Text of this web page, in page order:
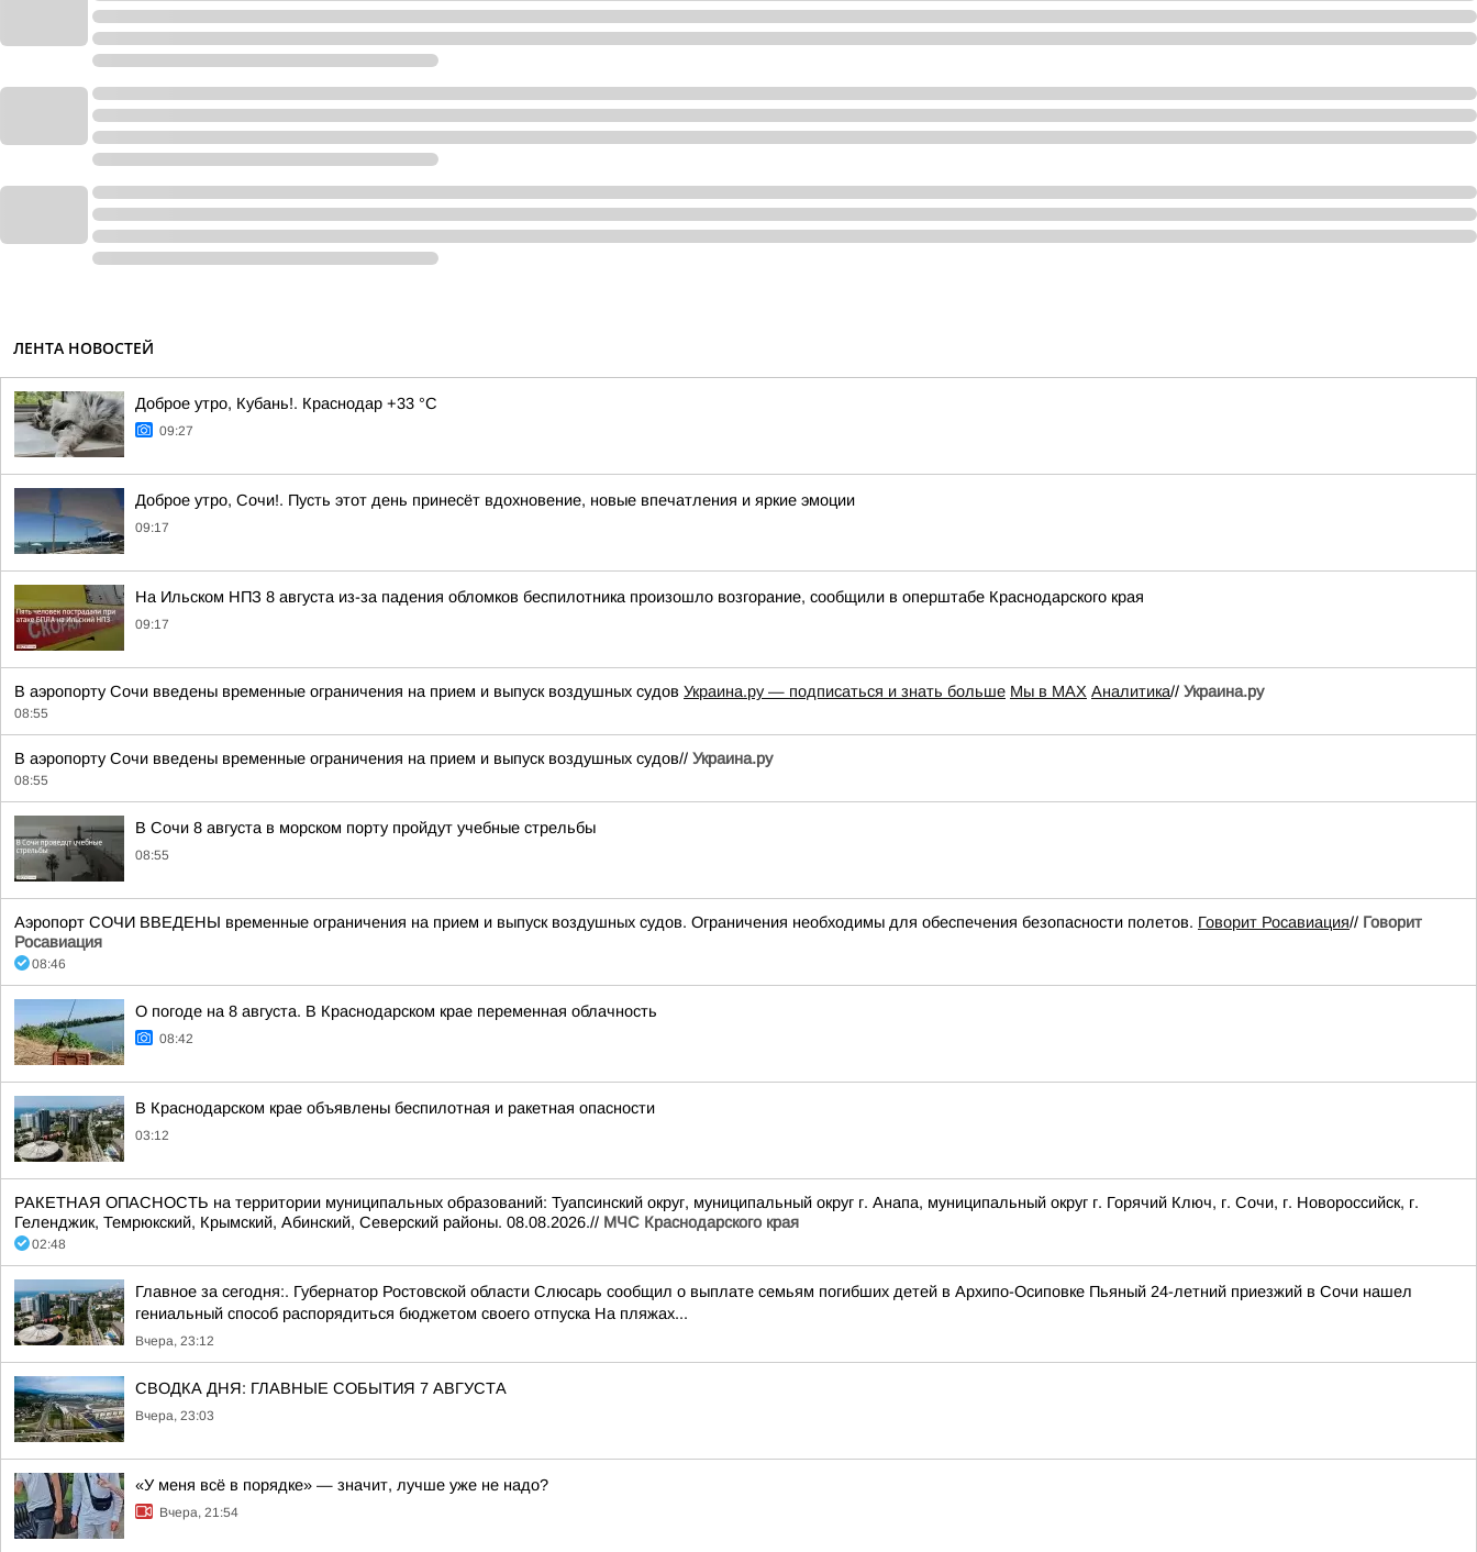
ЛЕНТА НОВОСТЕЙ
Доброе утро, Кубань!. Краснодар +33 °С
09:27
Доброе утро, Сочи!. Пусть этот день принесёт вдохновение, новые впечатления и яркие эмоции
09:17
На Ильском НПЗ 8 августа из-за падения обломков беспилотника произошло возгорание, сообщили в оперштабе Краснодарского края
09:17
В аэропорту Сочи введены временные ограничения на прием и выпуск воздушных судов Украина.ру — подписаться и знать больше Мы в MAX Аналитика// Украина.ру
08:55
В аэропорту Сочи введены временные ограничения на прием и выпуск воздушных судов// Украина.ру
08:55
В Сочи 8 августа в морском порту пройдут учебные стрельбы
08:55
Аэропорт СОЧИ ВВЕДЕНЫ временные ограничения на прием и выпуск воздушных судов. Ограничения необходимы для обеспечения безопасности полетов. Говорит Росавиация// Говорит
Росавиация
08:46
О погоде на 8 августа. В Краснодарском крае переменная облачность
08:42
В Краснодарском крае объявлены беспилотная и ракетная опасности
03:12
РАКЕТНАЯ ОПАСНОСТЬ на территории муниципальных образований: Туапсинский округ, муниципальный округ г. Анапа, муниципальный округ г. Горячий Ключ, г. Сочи, г. Новороссийск, г.
Геленджик, Темрюкский, Крымский, Абинский, Северский районы. 08.08.2026.// МЧС Краснодарского края
02:48
Главное за сегодня:. Губернатор Ростовской области Слюсарь сообщил о выплате семьям погибших детей в Архипо-Осиповке Пьяный 24-летний приезжий в Сочи нашел
гениальный способ распорядиться бюджетом своего отпуска На пляжах...
Вчера, 23:12
СВОДКА ДНЯ: ГЛАВНЫЕ СОБЫТИЯ 7 АВГУСТА
Вчера, 23:03
«У меня всё в порядке» — значит, лучше уже не надо?
Вчера, 21:54